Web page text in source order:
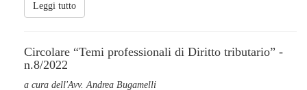
Leggi tutto
Circolare “Temi professionali di Diritto tributario” -
n.8/2022
a cura dell'Avv. Andrea Bugamelli